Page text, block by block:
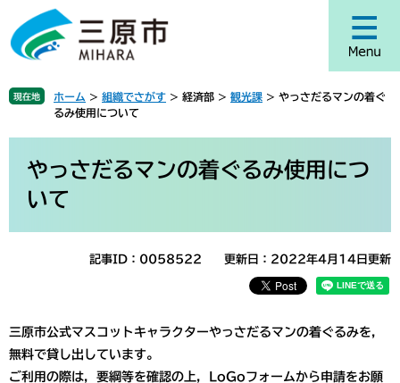
ジ
頭
す
ュ
飛
し
現在地 ホーム > 組織でさがす > 経済部 > 観光課 > やっさだるマンの着ぐ
るみ使用について
やっさだるマンの着ぐるみ使用につ
いて
記事ID：0058522 更新日：2022年4月14日更新
三原市公式マスコットキャラクターやっさだるマンの着ぐるみを，
無料で貸し出しています。
ご利用の際は，要綱等を確認の上，LoGoフォームから申請をお願